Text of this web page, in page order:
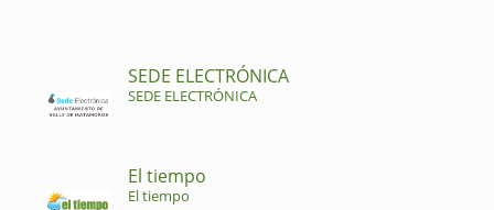
SEDE ELECTRÓNICA
SEDE ELECTRÓNICA
El tiempo
El tiempo